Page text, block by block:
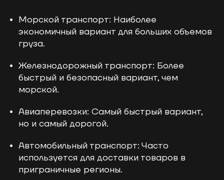
Морской транспорт: Наиболее
экономичный вариант для больших объемов
груза.
Железнодорожный транспорт: Более
быстрый и безопасный вариант, чем
морской.
Авиаперевозки: Самый быстрый вариант,
но и самый дорогой.
Автомобильный транспорт: Часто
используется для доставки товаров в
приграничные регионы.